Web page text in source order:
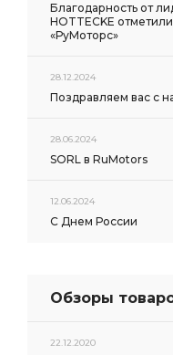
Благодарность от
HOTTECKE
«РуМоторс»
28.12.2024
Поздравляем вас с
28.06.2024
SORL в RuMotors
12.06.2024
С Днем России
Обзоры
22.12.2020